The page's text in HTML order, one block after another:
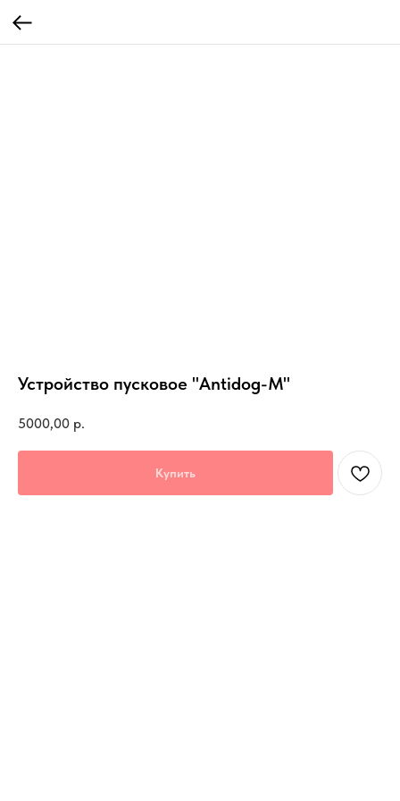
Устройство пусковое "Antidog-M"
5000,00 р.
Купить